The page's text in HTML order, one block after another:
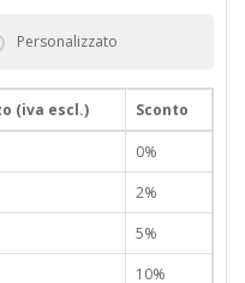
Personalizzato
(iva escl.) Sconto
0%
2%
5%
10%